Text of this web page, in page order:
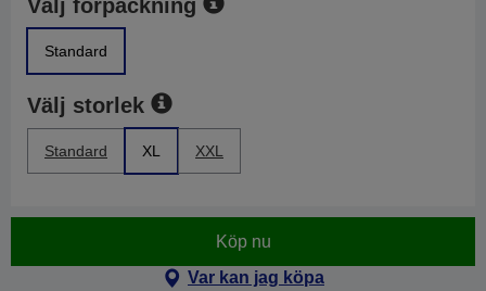
Välj förpackning
Standard
Välj storlek
Standard XL XXL
Köp nu
Var kan jag köpa